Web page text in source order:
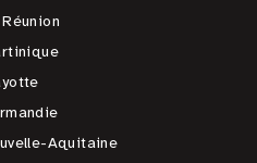
Aquitaine